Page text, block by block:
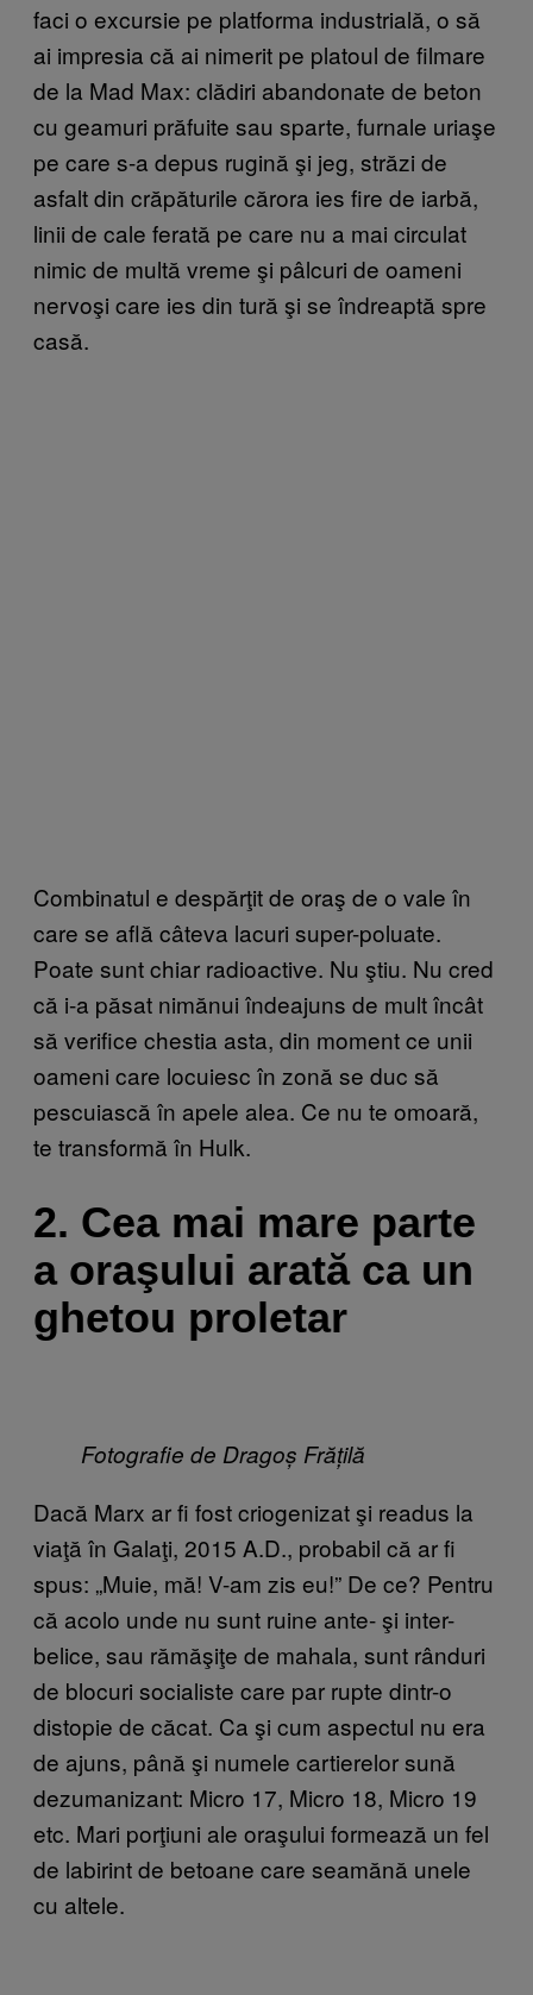
faci o excursie pe platforma industrială, o să
ai impresia că ai nimerit pe platoul de filmare
de la Mad Max: clădiri abandonate de beton
cu geamuri prăfuite sau sparte, furnale uriaşe
pe care s-a depus rugină şi jeg, străzi de
asfalt din crăpăturile cărora ies fire de iarbă,
linii de cale ferată pe care nu a mai circulat
nimic de multă vreme şi pâlcuri de oameni
nervoşi care ies din tură şi se îndreaptă spre
casă.
Combinatul e despărţit de oraş de o vale în
care se află câteva lacuri super-poluate.
Poate sunt chiar radioactive. Nu ştiu. Nu cred
că i-a păsat nimănui îndeajuns de mult încât
să verifice chestia asta, din moment ce unii
oameni care locuiesc în zonă se duc să
pescuiască în apele alea. Ce nu te omoară,
te transformă în Hulk.
2. Cea mai mare parte
a oraşului arată ca un
ghetou proletar
Fotografie de Dragoș Frățilă
Dacă Marx ar fi fost criogenizat şi readus la
viaţă în Galaţi, 2015 A.D., probabil că ar fi
spus: „Muie, mă! V-am zis eu!” De ce? Pentru
că acolo unde nu sunt ruine ante- şi inter-
belice, sau rămăşiţe de mahala, sunt rânduri
de blocuri socialiste care par rupte dintr-o
distopie de căcat. Ca şi cum aspectul nu era
de ajuns, până şi numele cartierelor sună
dezumanizant: Micro 17, Micro 18, Micro 19
etc. Mari porţiuni ale oraşului formează un fel
de labirint de betoane care seamănă unele
cu altele.